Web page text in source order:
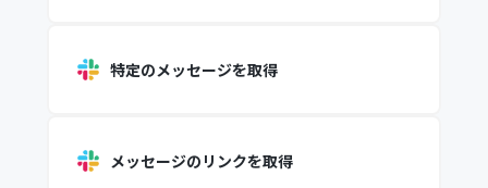
特定のメッセージを取得
メッセージのリンクを取得